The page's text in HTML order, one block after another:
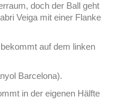
doch der Ball geht
Veiga mit einer Flanke
auf dem linken
Barcelona).
in der eigenen Hälfte